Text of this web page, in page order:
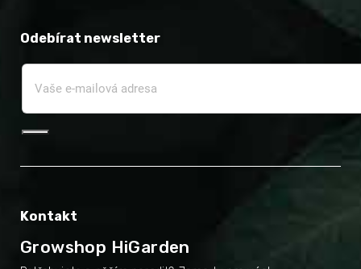
Odebírat newsletter
Kontakt
Growshop HiGarden